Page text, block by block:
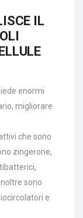
IL
enormi
migliorare
che sono
zingerone,
sono
e